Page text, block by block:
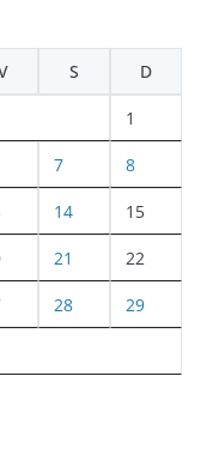
S D
1
7 8
14 15
21 22
28 29